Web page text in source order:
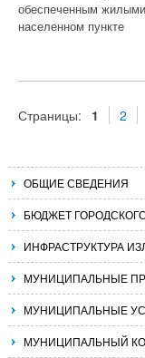
обеспеченным
населенном пункте
Страницы: 1 2
ОБЩИЕ СВЕДЕНИЯ
БЮДЖЕТ
ИНФРАСТРУКТУРА
МУНИЦИПАЛЬНЫЕ
МУНИЦИПАЛЬНЫЕ
МУНИЦИПАЛЬНЫЙ